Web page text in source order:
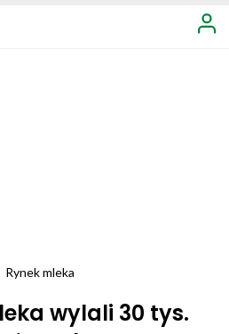
Rynek mleka
wylali 30 tys.